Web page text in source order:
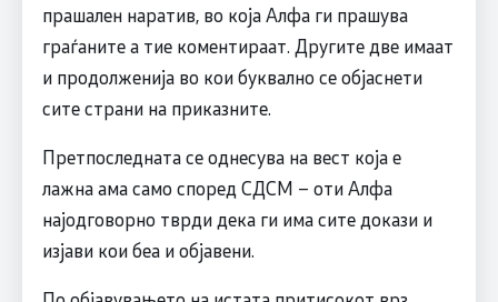
прашален наратив, во која Алфа ги прашува
граѓаните а тие коментираат. Другите две имаат
и продолженија во кои буквално се објаснети
сите страни на приказните.
Претпоследната се однесува на вест која е
лажна ама само според СДСМ – оти Алфа
најодговорно тврди дека ги има сите докази и
изјави кои беа и објавени.